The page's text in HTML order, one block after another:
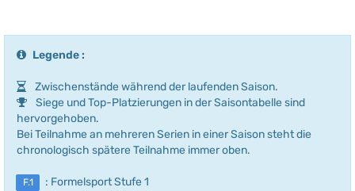
Legende :
Zwischenstände während der laufenden Saison.
Siege und Top-Platzierungen in der Saisontabelle sind
hervorgehoben.
Bei Teilnahme an mehreren Serien in einer Saison steht die
chronologisch spätere Teilnahme immer oben.
F.1 : Formelsport Stufe 1